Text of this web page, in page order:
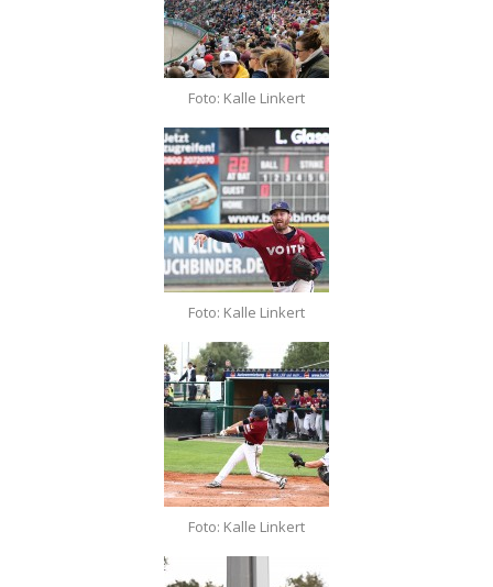
Foto: Kalle Linkert
Foto: Kalle Linkert
Foto: Kalle Linkert